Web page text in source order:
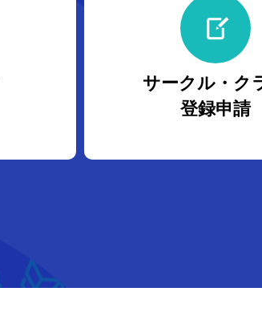
サークル・ク
登録申請